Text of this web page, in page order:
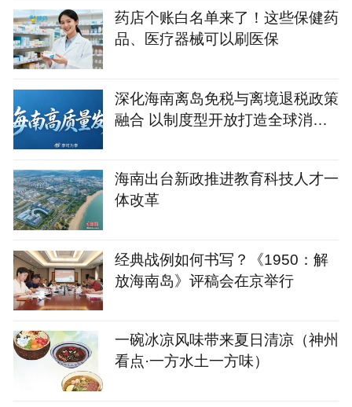
药店个账白名单来了！这些保健药
品、医疗器械可以刷医保
深化海南离岛免税与离境退税政策
融合 以制度型开放打造全球消费
海南出台新政推进教育科技人才一
体改革
经典战例如何书写？《1950：解
放海南岛》评稿会在京举行
一碗冰凉风味带来夏日清凉（神州
看点·一方水土一方味）